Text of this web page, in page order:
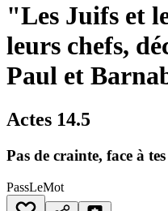
"Les Juifs et
leurs chefs,
Paul et
Actes 14.5
Pas de crainte, face à
PassLeMot